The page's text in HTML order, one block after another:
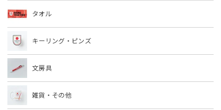
タオル
キーリング・ピンズ
文房具
雑貨・その他